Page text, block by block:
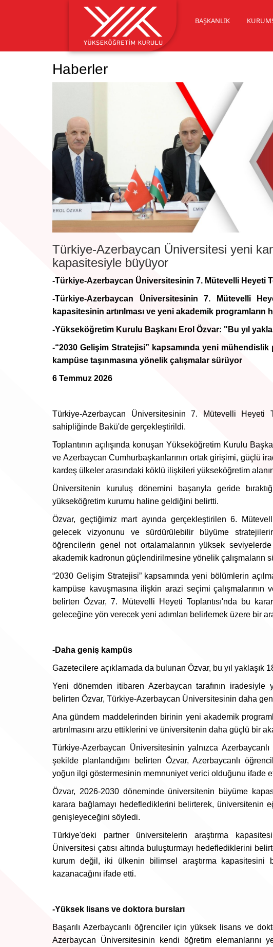
BAŞKANLIK
Haberler
Türkiye-Azerbaycan Üniversitesi yeni
kapasitesiyle büyüyor
-Türkiye-Azerbaycan Üniversitesinin 7. Mütevelli Heyeti
-Türkiye-Azerbaycan Üniversitesinin 7. Mütevelli
kapasitesinin artırılması ve yeni akademik programların
-Yükseköğretim Kurulu Başkanı Erol Özvar: "Bu yıl
-“2030 Gelişim Stratejisi” kapsamında yeni
kampüse taşınmasına yönelik çalışmalar sürüyor
6 Temmuz 2026
Türkiye-Azerbaycan Üniversitesinin 7. Mütevelli Heyeti
sahipliğinde Bakü'de gerçekleştirildi.
Toplantının açılışında konuşan Yükseköğretim Kurulu
ve Azerbaycan Cumhurbaşkanlarının ortak girişimi, güçlü
kardeş ülkeler arasındaki köklü ilişkileri yükseköğretim
Üniversitenin kuruluş dönemini başarıyla geride
yükseköğretim kurumu haline geldiğini belirtti.
Özvar, geçtiğimiz mart ayında gerçekleştirilen 6.
gelecek vizyonunu ve sürdürülebilir büyüme
öğrencilerin genel not ortalamalarının yüksek
akademik kadronun güçlendirilmesine yönelik çalışmaların
“2030 Gelişim Stratejisi” kapsamında yeni bölümlerin
kampüse kavuşmasına ilişkin arazi seçimi
belirten Özvar, 7. Mütevelli Heyeti Toplantısı'nda bu
geleceğine yön verecek yeni adımları belirlemek üzere bir
-Daha geniş kampüs
Gazetecilere açıklamada da bulunan Özvar, bu yıl yaklaşık
Yeni dönemden itibaren Azerbaycan tarafının iradesiyle
belirten Özvar, Türkiye-Azerbaycan Üniversitesinin daha
Ana gündem maddelerinden birinin yeni akademik
artırılmasını arzu ettiklerini ve üniversitenin daha güçlü bir
Türkiye-Azerbaycan Üniversitesinin yalnızca
şekilde planlandığını belirten Özvar, Azerbaycanlı
yoğun ilgi göstermesinin memnuniyet verici olduğunu ifade
Özvar, 2026-2030 döneminde üniversitenin büyüme
karara bağlamayı hedeflediklerini belirterek, üniversitenin
genişleyeceğini söyledi.
Türkiye'deki partner üniversitelerin araştırma
Üniversitesi çatısı altında buluşturmayı hedeflediklerini
kurum değil, iki ülkenin bilimsel araştırma
kazanacağını ifade etti.
-Yüksek lisans ve doktora bursları
Başarılı Azerbaycanlı öğrenciler için yüksek lisans ve
Azerbaycan Üniversitesinin kendi öğretim elemanlarını